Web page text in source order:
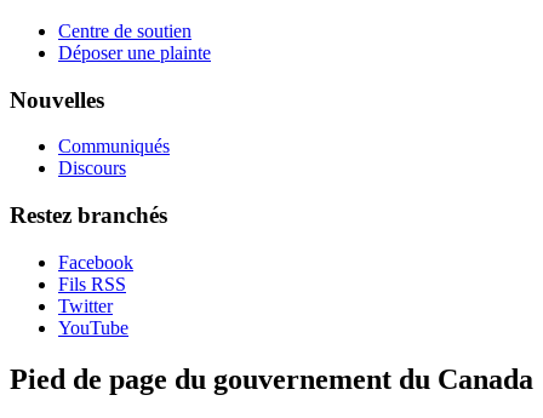
Centre de soutien
Déposer une plainte
Nouvelles
Communiqués
Discours
Restez branchés
Facebook
Fils RSS
Twitter
YouTube
Pied de page du gouvernement du Canada